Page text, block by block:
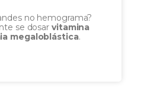
no hemograma?
se dosar vitamina
megaloblástica.